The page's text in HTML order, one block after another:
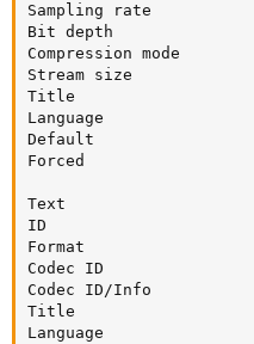
Sampling rate
Bit depth
Compression mode
Stream size
Title
Language
Default
Forced
Text
ID
Format
Codec ID
Codec ID/Info
Title
Language